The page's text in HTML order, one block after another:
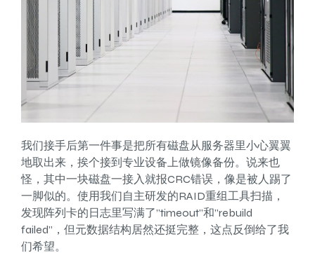
我们接手后第一件事是把所有磁盘从服务器里小心翼翼
地取出来，挨个接到专业设备上做镜像备份。说来也
怪，其中一块磁盘一接入就报CRC错误，像是被人踢了
一脚似的。使用我们自主研发的RAID重组工具扫描，
发现阵列卡的日志里写满了”timeout”和”rebuild
failed”，但元数据结构居然还挺完整，这点反倒给了我
们希望。